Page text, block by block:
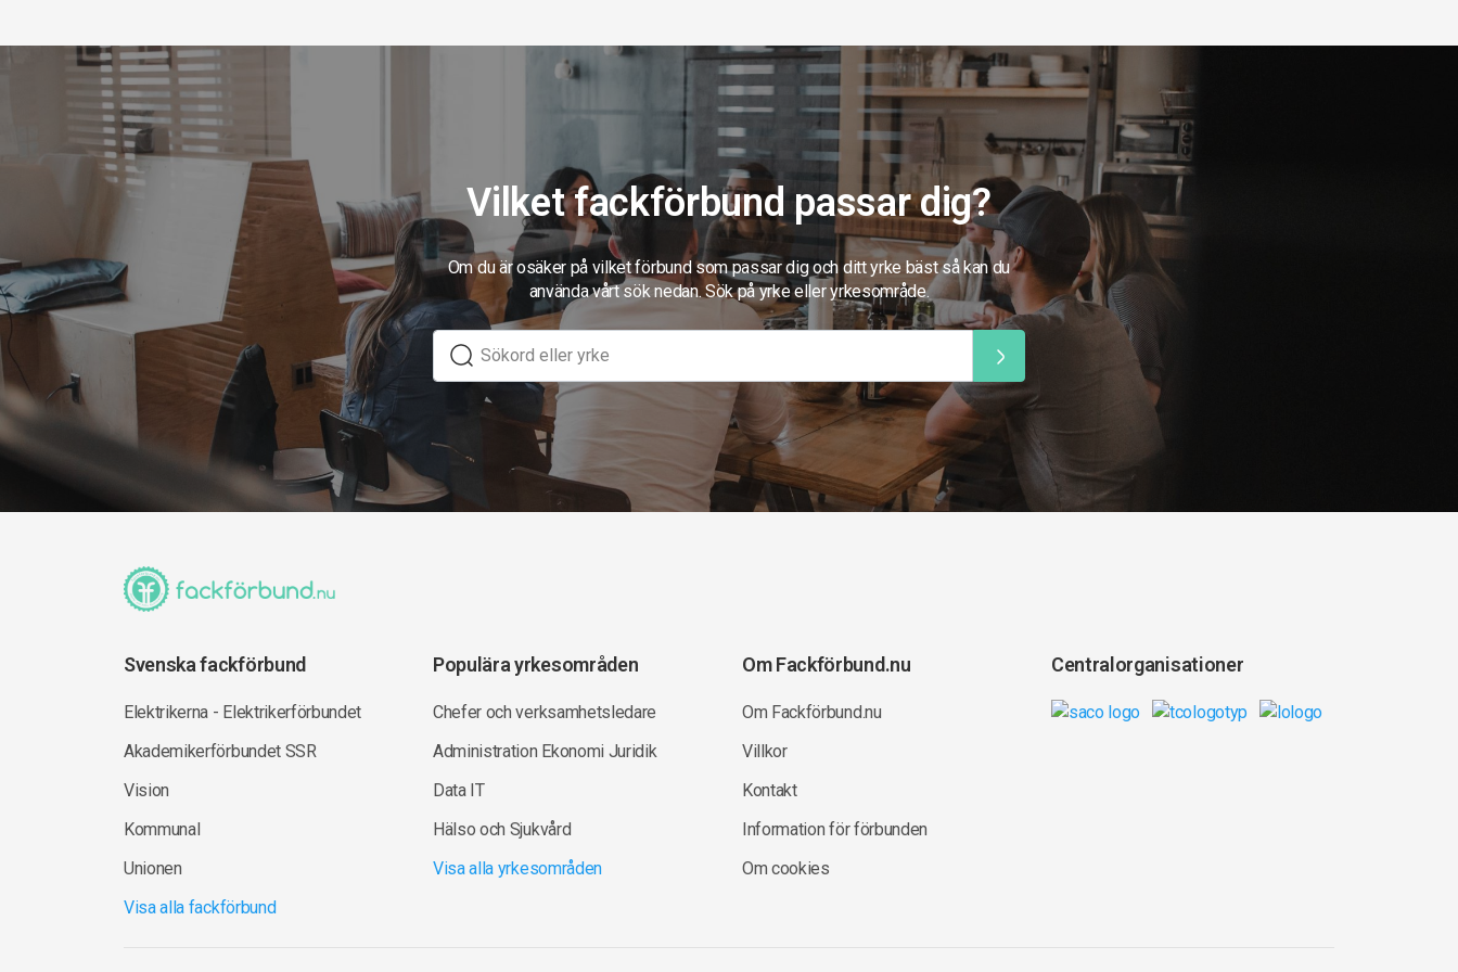
Vilket fackförbund passar dig?
Om du är osäker på vilket förbund som passar dig och ditt yrke bäst så kan du
använda vårt sök nedan. Sök på yrke eller yrkesområde.
Svenska fackförbund
Elektrikerna - Elektrikerförbundet
Akademikerförbundet SSR
Vision
Kommunal
Unionen
Visa alla fackförbund
Populära yrkesområden
Chefer och verksamhetsledare
Administration Ekonomi Juridik
Data IT
Hälso och Sjukvård
Visa alla yrkesområden
Om Fackförbund.nu
Om Fackförbund.nu
Villkor
Kontakt
Information för förbunden
Om cookies
Centralorganisationer